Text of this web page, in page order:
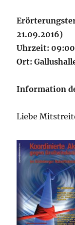
21.09.2016)
Uhrzeit:
Ort:
Information
Liebe